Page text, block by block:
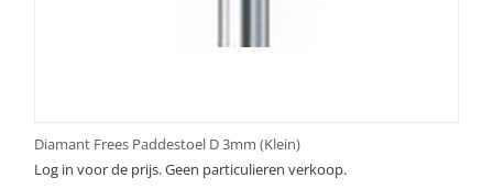
Diamant Frees Paddestoel D 3mm (Klein)
Log in voor de prijs. Geen particulieren verkoop.